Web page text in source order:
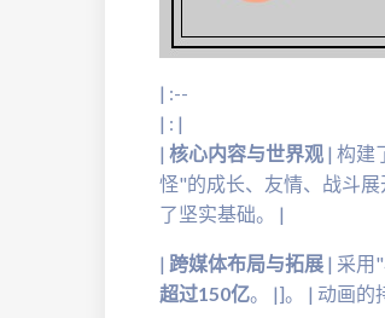
| :--
| : |
| 核心内容与世界观 | 构建
怪"的成长、友情、战斗
了坚实基础。 |
| 跨媒体布局与拓展 | 采用
超过150亿。 |]。 | 动画的